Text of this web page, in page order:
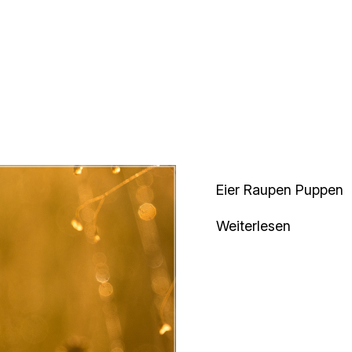
Eier Raupen Puppen
Weiterlesen